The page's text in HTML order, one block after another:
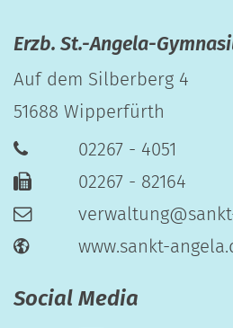
Erzb. St.-Angela-
Auf dem Silberberg 4
51688 Wipperfürth
02267 - 4051
02267 - 82164
www.sankt-
Social Media